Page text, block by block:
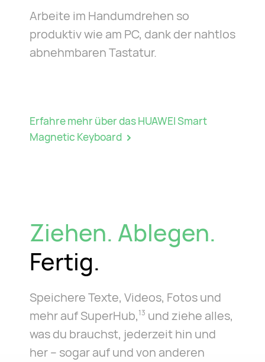
Arbeite im Handumdrehen so
produktiv wie am PC, dank der nahtlos
abnehmbaren Tastatur.
Erfahre mehr über das HUAWEI Smart
Magnetic Keyboard
Ziehen. Ablegen.
Fertig.
Speichere Texte, Videos, Fotos und
mehr auf SuperHub,13 und ziehe alles,
was du brauchst, jederzeit hin und
her – sogar auf und von anderen